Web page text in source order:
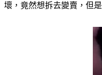
壞，竟然想拆去變賣，但